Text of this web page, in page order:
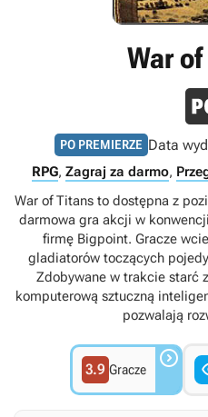
War
PO PREMIERZE Data
RPG, Zagraj za darmo,
War of Titans to dostępna z
darmowa gra akcji w
firmę Bigpoint. Gracze
gladiatorów toczących
Zdobywane w trakcie starć
komputerową sztuczną
pozwalają
3.9 Gracze 